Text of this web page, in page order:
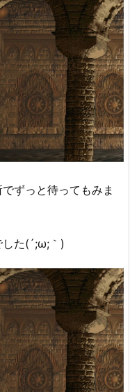
ずっと待ってもみま
した(´;ω;｀)